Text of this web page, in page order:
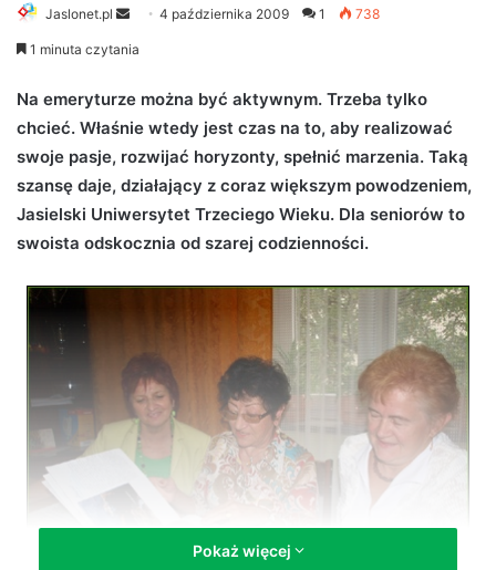
Jaslonet.pl
e
d
a
a
i
4 października 2009 1 738
1 minuta czytania
Na emeryturze można być aktywnym. Trzeba tylko
chcieć. Właśnie wtedy jest czas na to, aby realizować
swoje pasje, rozwijać horyzonty, spełnić marzenia. Taką
szansę daje, działający z coraz większym powodzeniem,
Jasielski Uniwersytet Trzeciego Wieku. Dla seniorów to
swoista odskocznia od szarej codzienności.
Pokaż więcej